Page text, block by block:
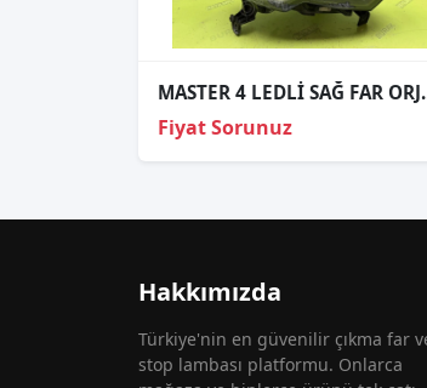
MASTER 4
Fiyat Sorunuz
Hakkımızda
Türkiye'nin en güvenilir çıkma far
stop lambası platformu. Onlarca